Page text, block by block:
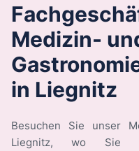
Medizin-
in Liegnitz
Besuchen Sie unser
Liegnitz, wo Sie